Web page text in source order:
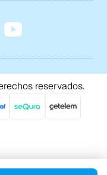
reservados.